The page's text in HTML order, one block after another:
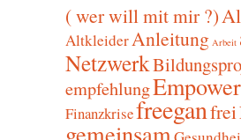
( wer will mit mir ?)
AltkleiderAnleitung Arbeit
Netzwerk
empfehlung
Finanzkrisefreeganfrei
gemeinsam